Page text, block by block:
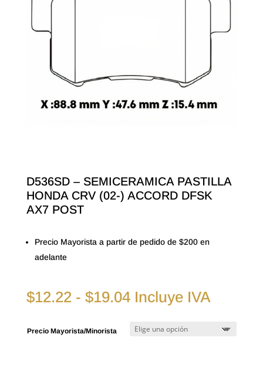
D536SD – SEMICERAMICA PASTILLA
HONDA CRV (02-) ACCORD DFSK
AX7 POST
Precio Mayorista a partir de pedido de $200 en
adelante
$12.22 - $19.04Rango
precios:
desde
Incluye IVA
Precio Mayorista/Minorista